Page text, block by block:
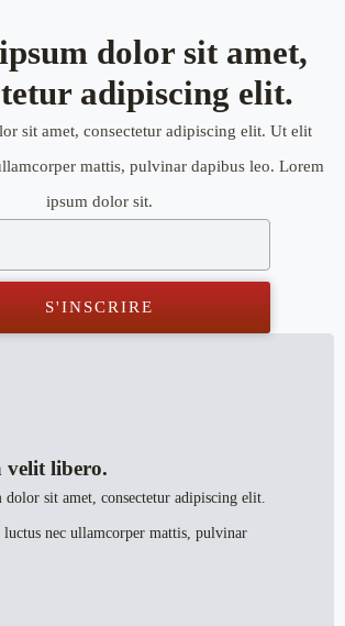
dolor sit amet,
adipiscing elit.
sit amet, consectetur adipiscing elit. Ut elit
mattis, pulvinar dapibus leo. Lorem
ipsum dolor sit.
S'INSCRIRE
velit libero.
sit amet, consectetur adipiscing elit.
nec ullamcorper mattis, pulvinar